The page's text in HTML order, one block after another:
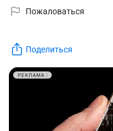
Пожаловаться
Поделиться
РЕКЛАМА